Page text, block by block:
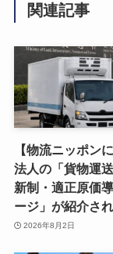
関連記事
【物流ニッポン
法人の「貨物運
新制・適正原価
ージ」が紹介さ
2026年8月2日